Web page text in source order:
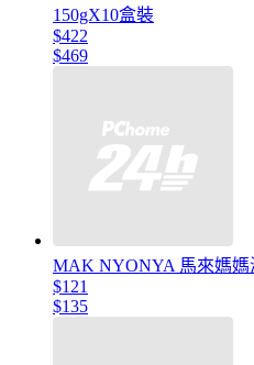
150gX10盒裝
$422
$469
MAK NYONYA 馬來媽媽
$121
$135